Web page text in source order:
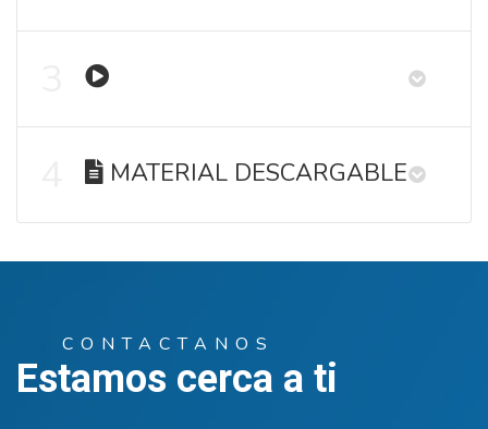
MATERIAL DESCARGABLE
CONTACTANOS
Estamos cerca a ti